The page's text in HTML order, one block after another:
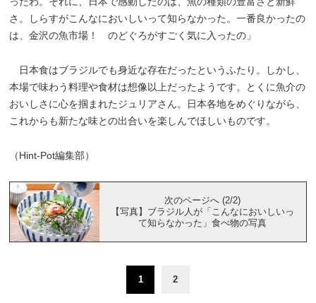
さ。しらすがこんなにおいしいって知らなかった。一番良かったの
は、金沢の魚市場！ のどぐろがすごく気に入ったの」
日本食はブラジルでも身近な存在だったというふたり。しかし、
本場で味わう料理や食材は想像以上だったようです。とくに魚介の
おいしさに心を掴まれたジュリアさん。日本各地をめぐりながら、
これからも新たな味との出合いを楽しんでほしいものです。
（Hint-Pot編集部）
次のページへ (2/2)
【写真】ブラジル人が「こんなにおいしいっ
て知らなかった」食べ物の写真
1 2